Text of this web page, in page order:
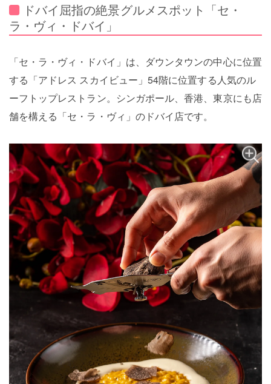
ドバイ屈指の絶景グルメスポット「セ・
ラ・ヴィ・ドバイ」
「セ・ラ・ヴィ・ドバイ」は、ダウンタウンの中心に位置
する「アドレス スカイビュー」54階に位置する人気のル
ーフトップレストラン。シンガポール、香港、東京にも店
舗を構える「セ・ラ・ヴィ」のドバイ店です。